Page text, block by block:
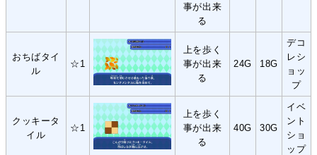
事が出来
る
おちばタイ
ル
☆1
上を歩く
事が出来
る
24G 18G
デコ
レシ
ョッ
プ
クッキータ
イル
☆1
上を歩く
事が出来
る
40G 30G
イベ
ント
ショ
ップ